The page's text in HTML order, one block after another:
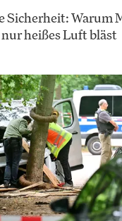
Sicherheit: Warum
heißes Luft bläst